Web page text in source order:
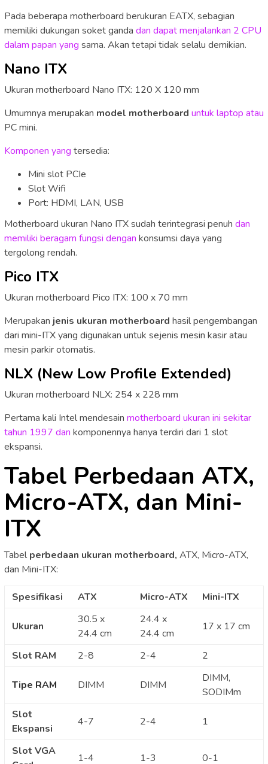
Pada beberapa motherboard berukuran EATX, sebagian
memiliki dukungan soket ganda dan dapat menjalankan 2 CPU
dalam papan yang sama. Akan tetapi tidak selalu demikian.
Nano ITX
Ukuran motherboard Nano ITX: 120 X 120 mm
Umumnya merupakan model motherboard untuk laptop atau
PC mini.
Komponen yang tersedia:
Mini slot PCIe
Slot Wifi
Port: HDMI, LAN, USB
Motherboard ukuran Nano ITX sudah terintegrasi penuh dan
memiliki beragam fungsi dengan konsumsi daya yang
tergolong rendah.
Pico ITX
Ukuran motherboard Pico ITX: 100 x 70 mm
Merupakan jenis ukuran motherboard hasil pengembangan
dari mini-ITX yang digunakan untuk sejenis mesin kasir atau
mesin parkir otomatis.
NLX (New Low Profile Extended)
Ukuran motherboard NLX: 254 x 228 mm
Pertama kali Intel mendesain motherboard ukuran ini sekitar
tahun 1997 dan komponennya hanya terdiri dari 1 slot
ekspansi.
Tabel Perbedaan ATX,
Micro-ATX, dan Mini-
ITX
Tabelperbedaan ukuran motherboard, ATX, Micro-ATX,
dan Mini-ITX:
Spesifikasi ATX Micro-ATX Mini-ITX
Ukuran
30.5 x
24.4 cm
24.4 x
24.4 cm
17 x 17 cm
Slot RAM 2-8 2-4 2
Tipe RAM DIMM DIMM
DIMM,
SODIMm
Slot
Ekspansi
4-7 2-4 1
Slot VGA
1-4 1-3 0-1